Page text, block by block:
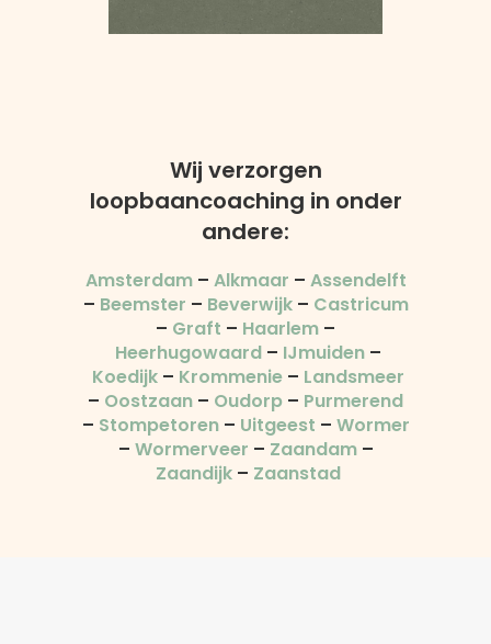
Wij verzorgen
loopbaancoaching in onder
andere:
Amsterdam – Alkmaar – Assendelft
– Beemster – Beverwijk– Castricum
– Graft – Haarlem –
Heerhugowaard– IJmuiden–
Koedijk– Krommenie– Landsmeer
– Oostzaan – Oudorp – Purmerend
– Stompetoren– Uitgeest – Wormer
– Wormerveer – Zaandam–
Zaandijk– Zaanstad